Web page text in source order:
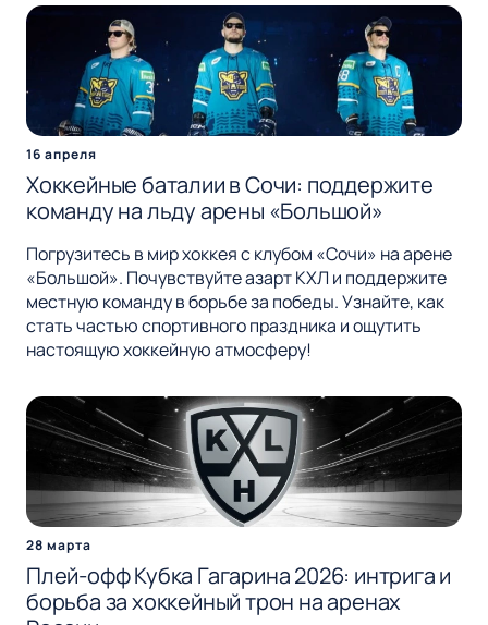
16 апреля
Хоккейные баталии в Сочи: поддержите
команду на льду арены «Большой»
Погрузитесь в мир хоккея с клубом «Сочи» на арене
«Большой». Почувствуйте азарт КХЛ и поддержите
местную команду в борьбе за победы. Узнайте, как
стать частью спортивного праздника и ощутить
настоящую хоккейную атмосферу!
28 марта
Плей-офф Кубка Гагарина 2026: интрига и
борьба за хоккейный трон на аренах